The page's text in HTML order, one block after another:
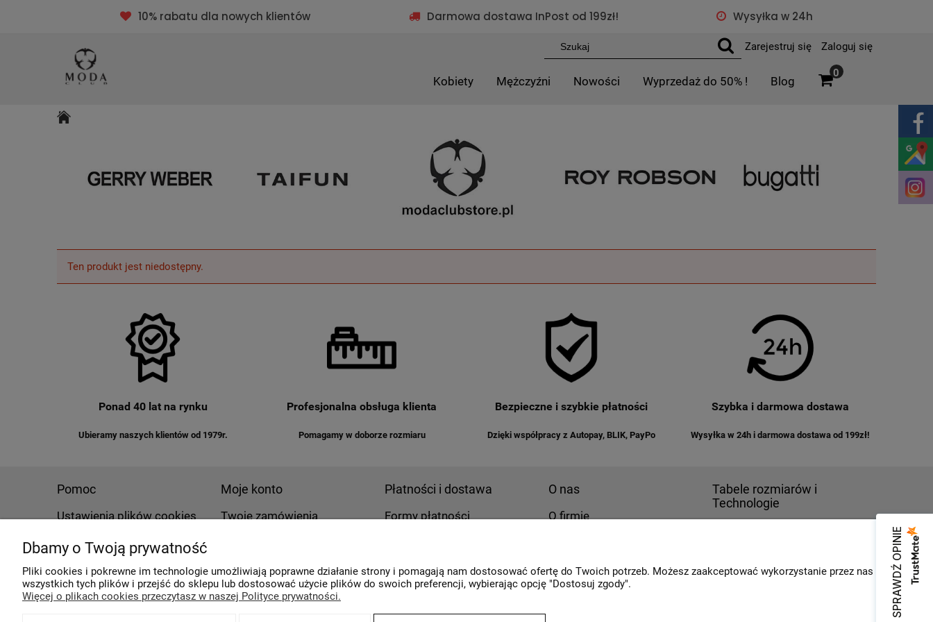
10% rabatu dla nowych klientów Darmowa dostawa InPost od 199zł! Wysyłka w 24h
Zarejestruj się Zaloguj się
Kobiety Mężczyźni Nowości Wyprzedaż do 50% ! Blog
0
Ten produkt jest niedostępny.
Ponad 40 lat na rynku
Ubieramy naszych klientów od 1979r.
Profesjonalna obsługa klienta
Pomagamy w doborze rozmiaru
Bezpieczne i szybkie płatności
Dzięki współpracy z Autopay, BLIK, PayPo
Szybka i darmowa dostawa
Wysyłka w 24h i darmowa dostawa od 199zł!
Pomoc
Ustawienia plików cookies
Zwroty i reklamacje
Moje konto
Twoje zamówienia
Płatności i dostawa
Formy płatności
O nas
O firmie
Kontakt i dane firmy
Tabele rozmiarów i
Technologie
FAQ - Pytania i odpowiedzi
SPRAWDŹ OPINIE
Dbamy o Twoją prywatność
Pliki cookies i pokrewne im technologie umożliwiają poprawne działanie strony i pomagają nam dostosować ofertę do Twoich potrzeb. Możesz zaakceptować wykorzystanie przez nas
wszystkich tych plików i przejść do sklepu lub dostosować użycie plików do swoich preferencji, wybierając opcję "Dostosuj zgody".
Więcej o plikach cookies przeczytasz w naszej Polityce prywatności.